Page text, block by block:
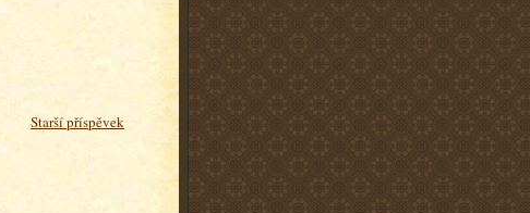
Starší příspěvek